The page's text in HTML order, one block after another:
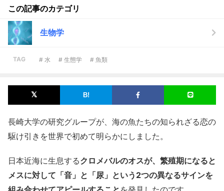
この記事のカテゴリ
生物学
TAG # 水 # 生態学 # 魚類
長崎大学の研究グループが、海の魚たちの知られざる恋の
駆け引きを世界で初めて明らかにしました。
日本近海に生息するクロメバルのオスが、繁殖期になると
メスに対して「音」と「尿」という2つの異なるサインを